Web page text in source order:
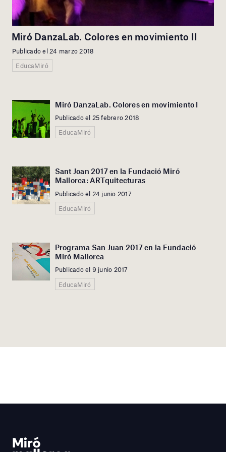
Miró DanzaLab. Colores en movimiento II
Publicado el 24 marzo 2018
EducaMiró
Miró DanzaLab. Colores en movimiento I
Publicado el 25 febrero 2018
EducaMiró
Sant Joan 2017 en la Fundació Miró
Mallorca: ARTquitecturas
Publicado el 24 junio 2017
EducaMiró
Programa San Juan 2017 en la Fundació
Miró Mallorca
Publicado el 9 junio 2017
EducaMiró